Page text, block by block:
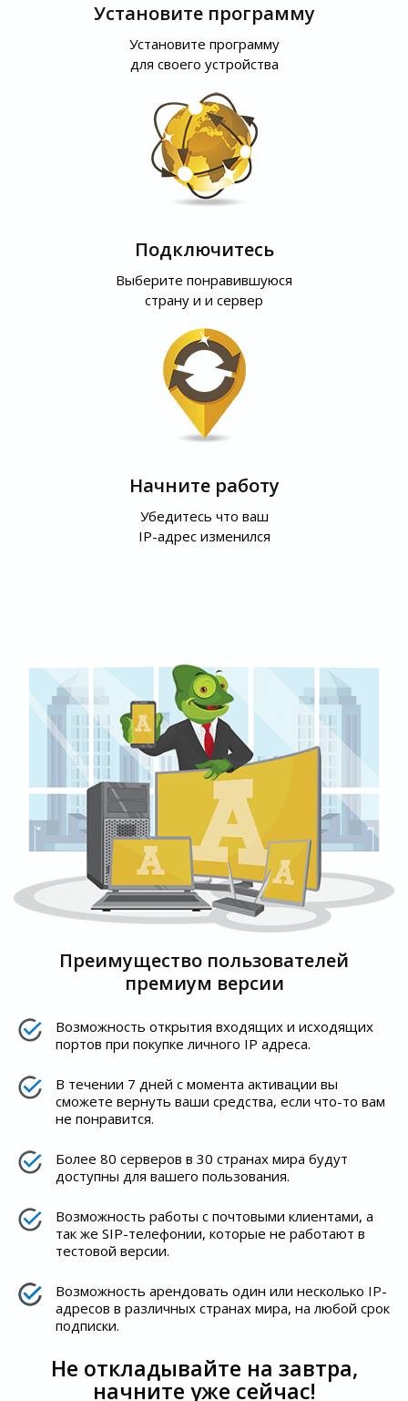
Установите программу
Установите программу
для своего устройства
Подключитесь
Выберите понравившуюся
страну и и сервер
Начните работу
Убедитесь что ваш
IP-адрес изменился
Преимущество пользователей
премиум версии
Возможность открытия входящих и исходящих
портов при покупке личного IP адреса.
В течении 7 дней с момента активации вы
сможете вернуть ваши средства, если что-то вам
не понравится.
Более 80 серверов в 30 странах мира будут
доступны для вашего пользования.
Возможность работы с почтовыми клиентами, а
так же SIP-телефонии, которые не работают в
тестовой версии.
Возможность арендовать один или несколько IP-
адресов в различных странах мира, на любой срок
подписки.
Не откладывайте на завтра,
начните уже сейчас!